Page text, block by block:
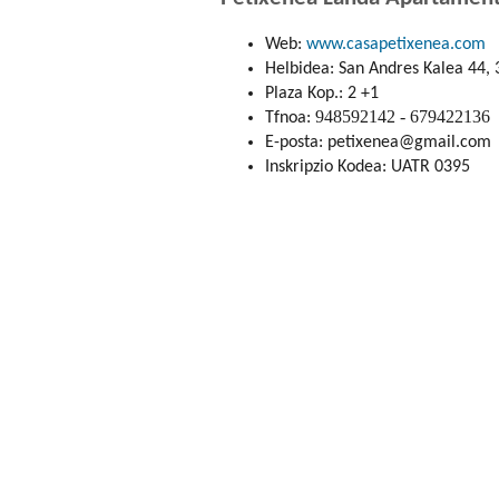
Web: www.casapetixenea.com
Helbidea: San Andres Kalea
Plaza Kop.: 2 +1
Tfnoa: 948592142 - 679422136
E-posta: petixenea@gmail.com
Inskripzio Kodea: UATR 0395